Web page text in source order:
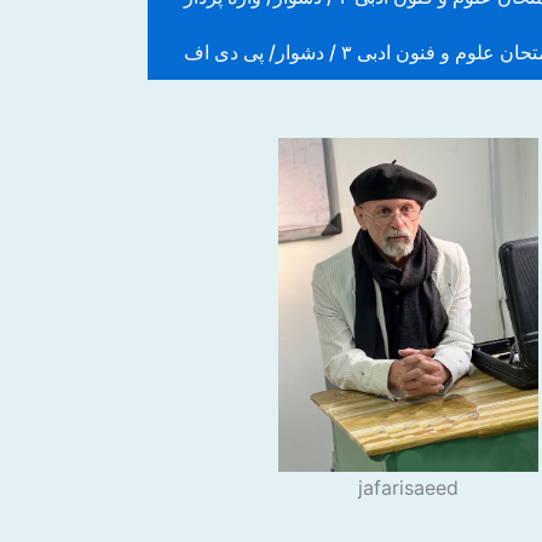
علوم و فنون ادبی ۳ / دشوار/ پی دی اف
jafarisaeed